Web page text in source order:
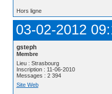
Hors ligne
03-02-2012
gsteph
Membre
Lieu : Strasbourg
Inscription : 11-06-2010
Messages : 2 394
Site Web